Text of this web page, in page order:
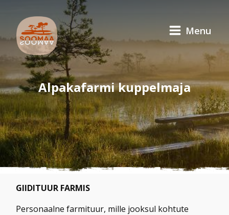
Menu
Alpakafarmi kuppelmaja
GIIDITUUR FARMIS
Personaalne farmituur, mille jooksul kohtute